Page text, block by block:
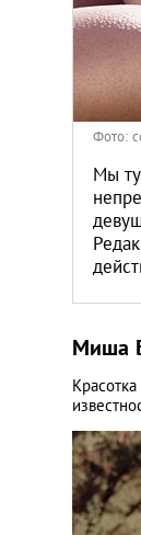
Фото:
Мы
Миша